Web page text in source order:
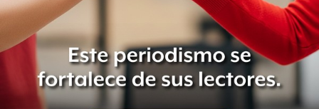
Por otro lado, autoridades y el Colegio de Ingenieros
Civiles de México anunciaron los avances de la revisión
que se hace a la Línea 12 y a otros viaductos elevados del
Metro.